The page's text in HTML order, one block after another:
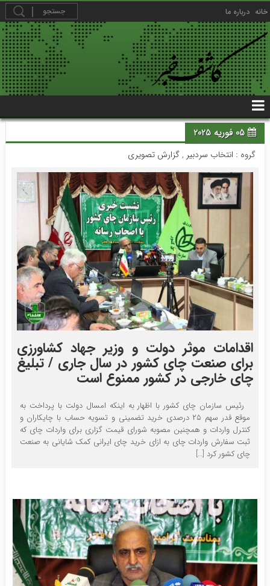
خانه درباره ما
05 فوریه 2025
گروه : انتخاب سردبیر ,گزارش تصویری
اقدامات موثر دولت و وزیر جهاد کشاورزی
برای صنعت چای کشور در سال جاری / تبلیغ
چای خارجی در کشور ممنوع است
رئیس سازمان چای کشور با اظهار به اینکه امسال دولت با پرداخت به
موقع قدر سهم ۲۵ درصدی خرید تضمینی و تسویه حساب با چایکاران و
کنترل واردات و همچنین مصوبه شورای قیمت گزاری برای واردات چای که
ثبت سفارش واردات چای به ازای خرید چای ایرانی کمک شایانی به صنعت
چای کشور کرد […]